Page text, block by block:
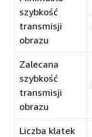
szybkość
transmisji
obrazu
Zalecana
szybkość
transmisji
obrazu
Liczba klatek